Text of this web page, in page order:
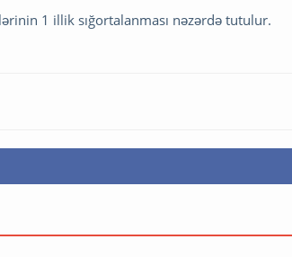
1 illik sığortalanması nəzərdə tutulur.